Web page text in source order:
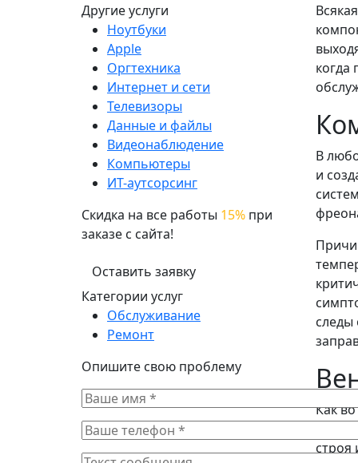
когда
В
и
следы
Как
для
строя
Другие услуги
Ноутбуки
Apple
Оргтехника
Интернет и сети
Телевизоры
Данные и файлы
Видеонаблюдение
Компьютеры
ИТ-аутсорсинг
Скидка на все работы 15% при
заказе с сайта!
Оставить заявку
Категории услуг
Обслуживание
Ремонт
Опишите свою проблему